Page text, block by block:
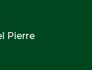
Pierre